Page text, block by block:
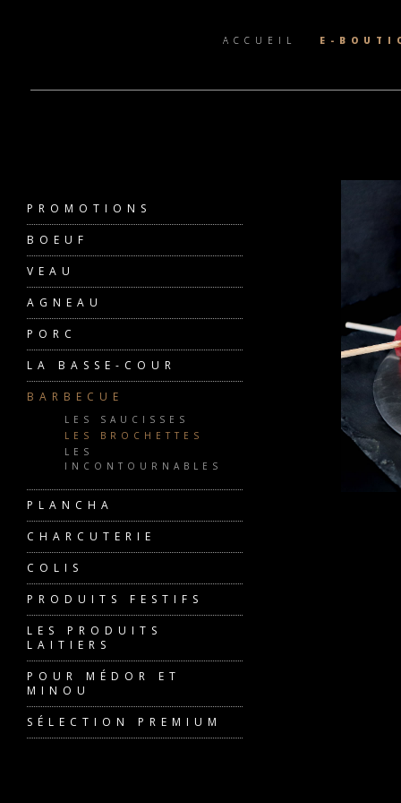
ACCUEIL E-
PROMOTIONS
BOEUF
VEAU
AGNEAU
PORC
LA BASSE-COUR
BARBECUE
LES SAUCISSES
LES BROCHETTES
LES
INCONTOURNABLES
PLANCHA
CHARCUTERIE
COLIS
PRODUITS FESTIFS
LES PRODUITS
LAITIERS
POUR MÉDOR ET
MINOU
SÉLECTION PREMIUM